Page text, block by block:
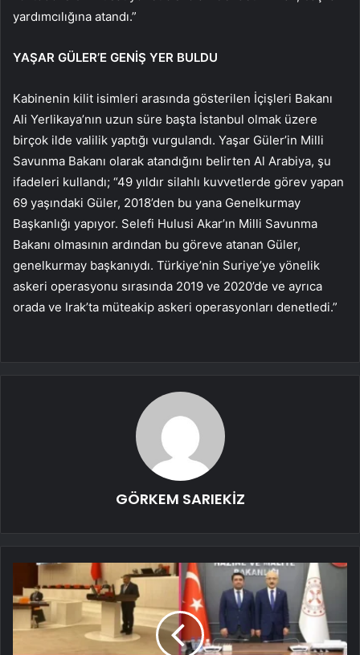
yardımcılığına atandı.”
YAŞAR GÜLER’E GENİŞ YER BULDU
Kabinenin kilit isimleri arasında gösterilen İçişleri Bakanı
Ali Yerlikaya’nın uzun süre başta İstanbul olmak üzere
birçok ilde valilik yaptığı vurgulandı. Yaşar Güler’in Milli
Savunma Bakanı olarak atandığını belirten Al Arabiya, şu
ifadeleri kullandı; “49 yıldır silahlı kuvvetlerde görev yapan
69 yaşındaki Güler, 2018’den bu yana Genelkurmay
Başkanlığı yapıyor. Selefi Hulusi Akar’ın Milli Savunma
Bakanı olmasının ardından bu göreve atanan Güler,
genelkurmay başkanıydı. Türkiye’nin Suriye’ye yönelik
askeri operasyonu sırasında 2019 ve 2020’de ve ayrıca
orada ve Irak’ta müteakip askeri operasyonları denetledi.”
GÖRKEM SARIEKİZ